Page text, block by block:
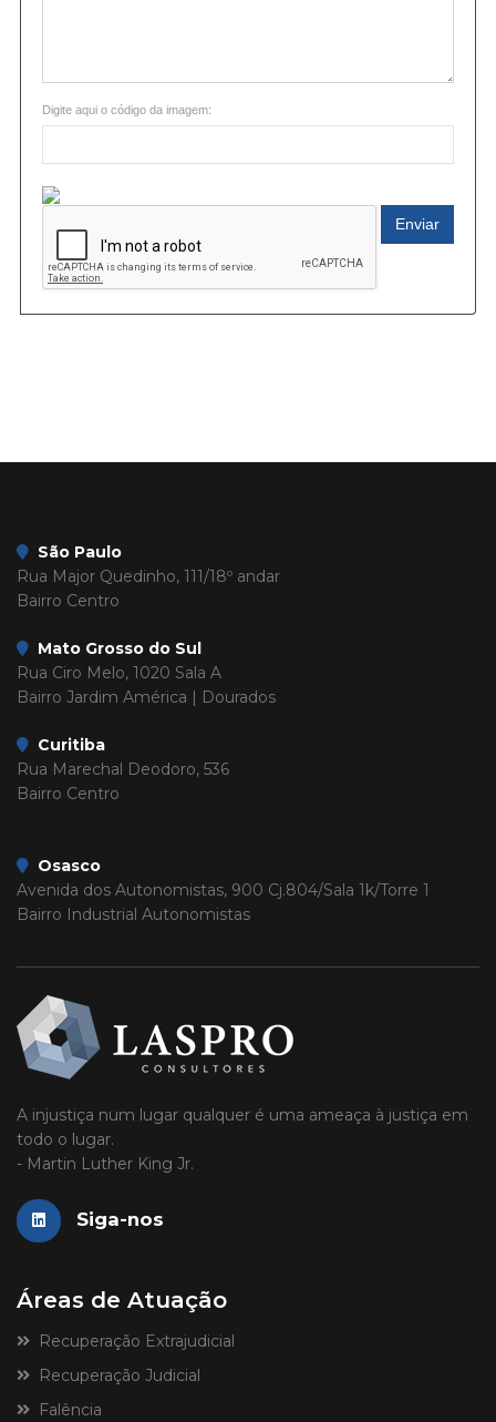
Digite aqui o código da imagem:
Enviar
São Paulo
Rua Major Quedinho, 111/18º andar
Bairro Centro
Mato Grosso do Sul
Rua Ciro Melo, 1020 Sala A
Bairro Jardim América | Dourados
Curitiba
Rua Marechal Deodoro, 536
Bairro Centro
Osasco
Avenida dos Autonomistas, 900 Cj.804/Sala 1k/Torre 1
Bairro Industrial Autonomistas
A injustiça num lugar qualquer é uma ameaça à justiça em
todo o lugar.
- Martin Luther King Jr.
Siga-nos
Áreas de Atuação
Recuperação Extrajudicial
Recuperação Judicial
Falência